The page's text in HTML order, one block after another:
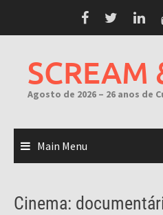
SCREAM
Agosto de 2026 – 26 anos de
Main Menu
Cinema: